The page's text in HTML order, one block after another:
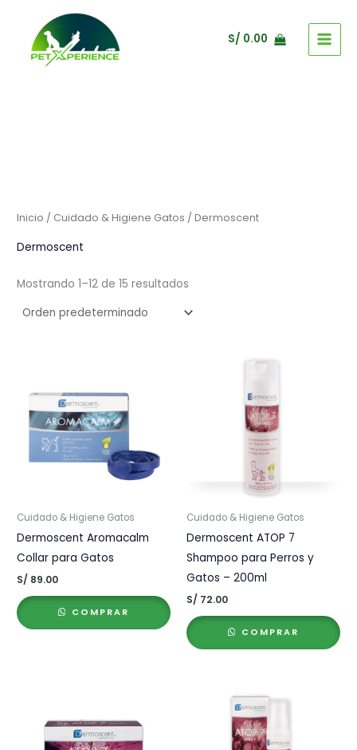
contenido
S/ 0.00
Inicio / Cuidado & Higiene Gatos / Dermoscent
Dermoscent
Mostrando 1–12 de 15 resultados
Cuidado & Higiene Gatos
Dermoscent Aromacalm
Collar para Gatos
S/ 89.00
COMPRAR
Cuidado & Higiene Gatos
Dermoscent ATOP 7
Shampoo para Perros y
Gatos – 200ml
S/ 72.00
COMPRAR